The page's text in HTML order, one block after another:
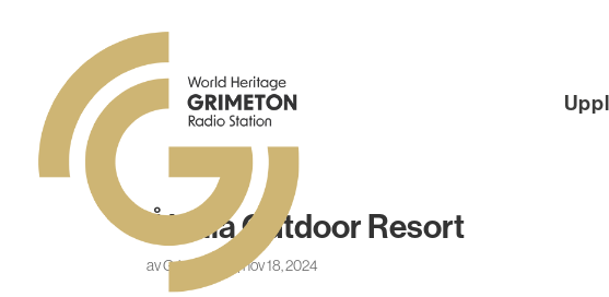
Åkulla Outdoor Resort
avGrimeton_C |nov 18, 2024